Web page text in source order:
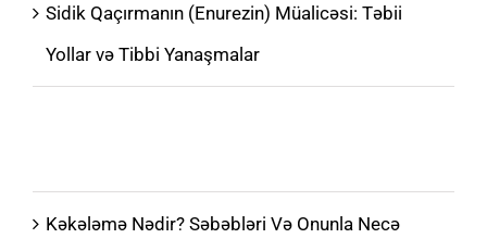
Sidik Qaçırmanın (Enurezin) Müalicəsi: Təbii
Yollar və Tibbi Yanaşmalar
Kəkələmə Nədir? Səbəbləri Və Onunla Necə